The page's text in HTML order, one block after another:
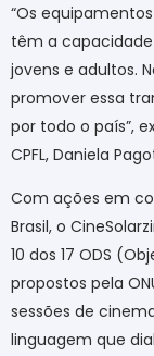
“Os
têm a
jovens e adultos.
promover essa
por todo o país”,
CPFL, Daniela
Com ações em
Brasil, o
10 dos 17 ODS
propostos pela
sessões de
linguagem que